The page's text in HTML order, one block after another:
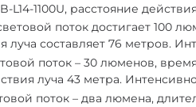
L14-1100U, расстояние
поток достигает 100
луча составляет 76 метров.
поток – 30 люменов, время
луча 43 метра.
поток – два люмена,